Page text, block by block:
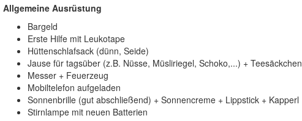
Allgemeine Ausrüstung
Bargeld
Erste Hilfe mit Leukotape
Hüttenschlafsack (dünn, Seide)
Jause für tagsüber (z.B. Nüsse, Müsliriegel, Schoko,...) + Teesäckchen
Messer + Feuerzeug
Mobiltelefon aufgeladen
Sonnenbrille (gut abschließend) + Sonnencreme + Lippstick + Kapperl
Stirnlampe mit neuen Batterien